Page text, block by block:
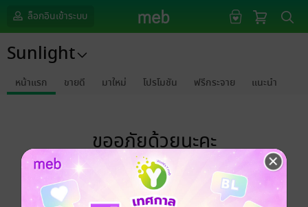
ล็อกอินเข้าระบบ
Sunlight
หน้าแรก ขายดี มาใหม่ โปรโมชัน ฟรีกระจาย แนะนำ
ขออภัยด้วยนะคะ
ไม่พบข้อมูลในหัวข้อที่คุณกำลังชมค่ะ